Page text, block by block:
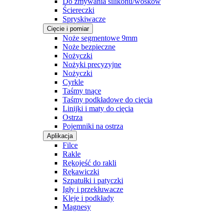
Ściereczki
Spryskiwacze
Cięcie i pomiar
Noże segmentowe 9mm
Noże bezpieczne
Nożyczki
Nożyki precyzyjne
Nożyczki
Cyrkle
Taśmy tnące
Taśmy podkładowe do cięcia
Linijki i maty do cięcia
Ostrza
Pojemniki na ostrza
Aplikacja
Filce
Rakle
Rękojeść do rakli
Rękawiczki
Szpatułki i patyczki
Igły i przekłuwacze
Kleje i podkłady
Magnesy